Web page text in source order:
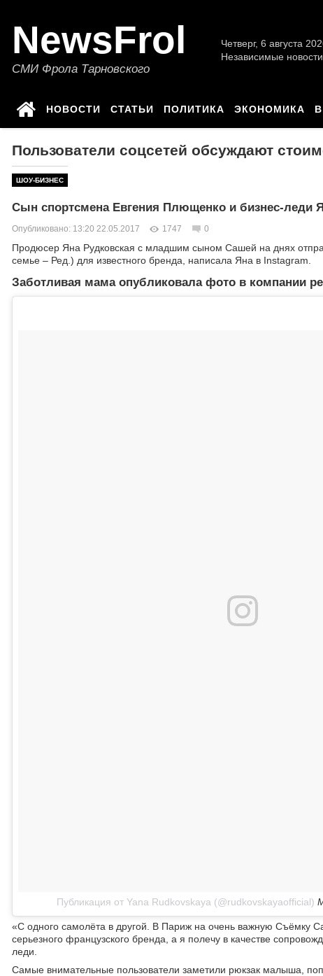
NewsFrol
СМИ Фрола Тарновского
Четверг, 6 августа
Независимые
НОВОСТИ СТАТЬИ ПОЛИТИКА ЭКОНОМИКА
Пользователи соцсетей обсуждают
ШОУ-БИЗНЕС
Сын спортсмена Евгения Плющенко и бизнес-леди
Опубликовано: 13:20 22.05.2017 1747 0
Продюсер Яна Рудковская с младшим сыном Сашей на днях
семье – Ред.) для известного бренда, написала Яна в Instagram.
Заботливая мама опубликовала фото в компании
Публикация от Yana Rudkovskaya (@rudkovskayaofficial)
«C одного самолёта в другой. В Париж на очень важную Съёмку
серьезного французского бренда, а я полечу в качестве
леди.
Самые внимательные пользователи заметили рюкзак малыша,